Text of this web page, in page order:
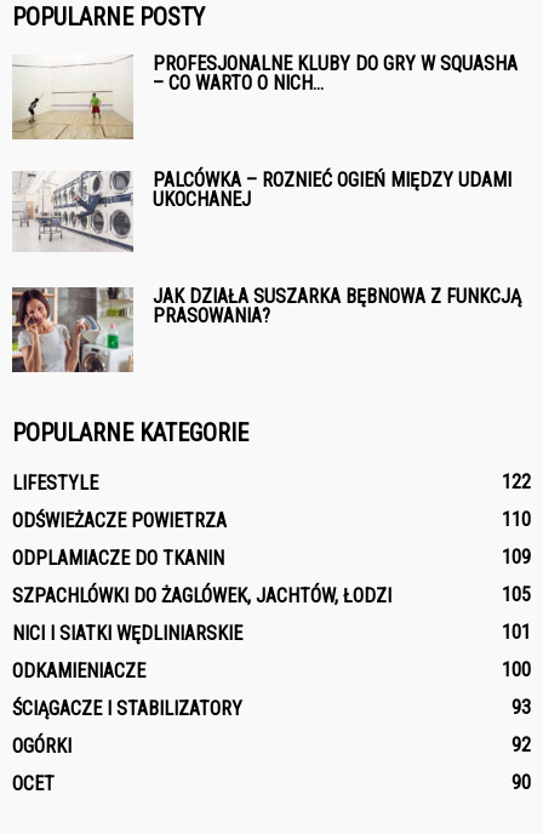
POPULARNE POSTY
PROFESJONALNE KLUBY DO GRY W SQUASHA
– CO WARTO O NICH...
PALCÓWKA – ROZNIEĆ OGIEŃ MIĘDZY UDAMI
UKOCHANEJ
JAK DZIAŁA SUSZARKA BĘBNOWA Z FUNKCJĄ
PRASOWANIA?
POPULARNE KATEGORIE
LIFESTYLE
122
ODŚWIEŻACZE POWIETRZA
110
ODPLAMIACZE DO TKANIN
109
SZPACHLÓWKI DO ŻAGLÓWEK, JACHTÓW, ŁODZI
105
NICI I SIATKI WĘDLINIARSKIE
101
ODKAMIENIACZE
100
ŚCIĄGACZE I STABILIZATORY
93
OGÓRKI
92
OCET
90